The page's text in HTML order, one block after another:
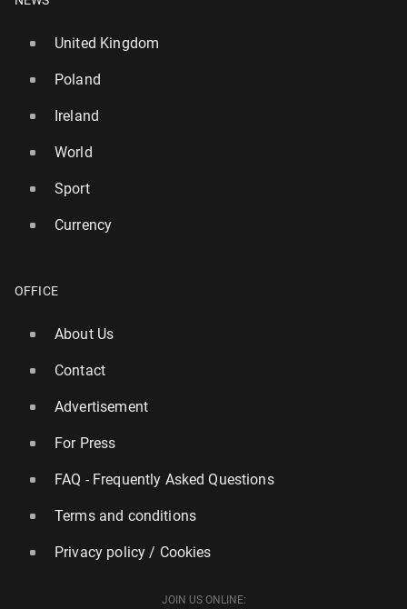
United Kingdom
Poland
Ireland
World
Sport
Currency
OFFICE
About Us
Contact
Advertisement
For Press
FAQ - Frequently Asked Questions
Terms and conditions
Privacy policy / Cookies
JOIN US ONLINE: